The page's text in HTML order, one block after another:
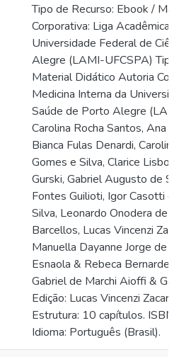
Tipo de Recurso: Ebook /
Corporativa: Liga Acadêmica
Universidade Federal de
Alegre (LAMI-UFCSPA)
Material Didático Autoria
Medicina Interna da
Saúde de Porto Alegre
Carolina Rocha Santos, Ana
Bianca Fulas Denardi,
Gomes e Silva, Clarice
Gurski, Gabriel Augusto de
Fontes Guilioti, Igor Casotti
Silva, Leonardo Onodera de
Barcellos, Lucas Vincenzi
Manuella Dayanne Jorge de
Esnaola & Rebeca
Gabriel de Marchi Aioffi &
Edição: Lucas Vincenzi
Estrutura: 10 capítulos.
Idioma: Português (Brasil).